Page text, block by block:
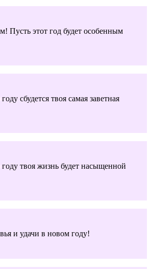
Пусть этот год будет особенным
сбудется твоя самая заветная
твоя жизнь будет насыщенной
и удачи в новом году!